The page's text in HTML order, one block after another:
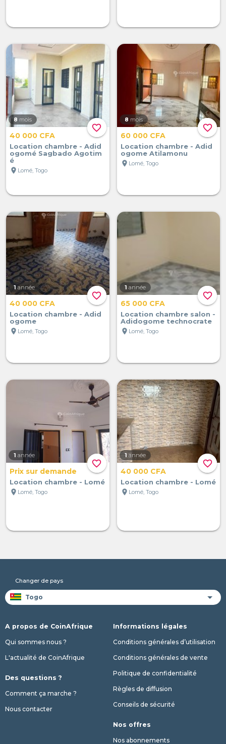
favorite_border
8 mois
40 000 CFA
Location chambre - Adid
ogomé Sagbado Agotim
é
location_on Lomé, Togo
favorite_border
8 mois
60 000 CFA
Location chambre - Adid
ogome Atilamonu
location_on Lomé, Togo
favorite_border
1 année
40 000 CFA
Location chambre - Adid
ogome
location_on Lomé, Togo
favorite_border
1 année
65 000 CFA
Location chambre salon -
Adidogome technocrate
location_on Lomé, Togo
favorite_border
1 année
Prix sur demande
Location chambre - Lomé
location_on Lomé, Togo
favorite_border
1 année
40 000 CFA
Location chambre - Lomé
location_on Lomé, Togo
Changer de pays
A propos de CoinAfrique
Qui sommes nous ?
L'actualité de CoinAfrique
Des questions ?
Comment ça marche ?
Nous contacter
Informations légales
Conditions générales d’utilisation
Conditions générales de vente
Politique de confidentialité
Règles de diffusion
Conseils de sécurité
Nos offres
Nos abonnements